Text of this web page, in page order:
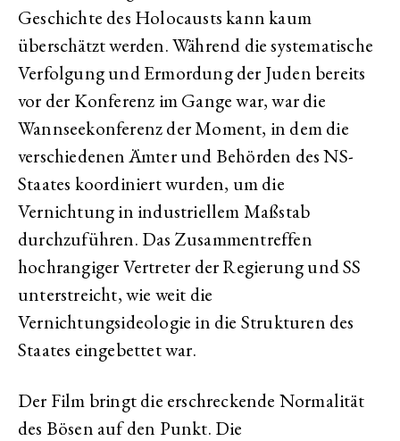
Geschichte des Holocausts kann kaum
überschätzt werden. Während die systematische
Verfolgung und Ermordung der Juden bereits
vor der Konferenz im Gange war, war die
Wannseekonferenz der Moment, in dem die
verschiedenen Ämter und Behörden des NS-
Staates koordiniert wurden, um die
Vernichtung in industriellem Maßstab
durchzuführen. Das Zusammentreffen
hochrangiger Vertreter der Regierung und SS
unterstreicht, wie weit die
Vernichtungsideologie in die Strukturen des
Staates eingebettet war.
Der Film bringt die erschreckende Normalität
des Bösen auf den Punkt. Die